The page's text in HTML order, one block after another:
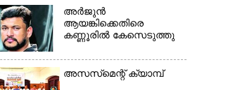
അർജുൻ
ആയങ്കിക്കെതിരെ
കണ്ണൂരിൽ കേസെടുത്തു
അസസ്‌മെന്റ് ക്യാമ്പ്